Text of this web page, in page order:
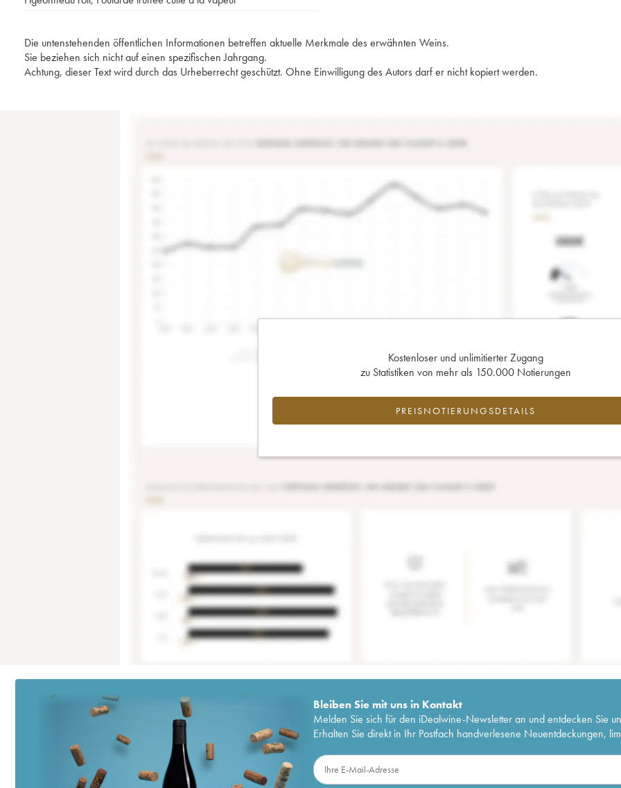
Die untenstehenden öffentlichen Informationen betreffen aktuelle Merkmale des erwähnten Weins.
Sie beziehen sich nicht auf einen spezifischen Jahrgang.
Achtung, dieser Text wird durch das Urheberrecht geschützt. Ohne Einwilligung des Autors darf er nicht kopiert werden.
Kostenloser und unlimitierter Zugang
zu Statistiken von mehr als 150.000 Notierungen
PREISNOTIERUNGSDETAILS
Bleiben Sie mit uns in Kontakt
Melden Sie sich für den iDealwine-Newsletter an und entdecken Sie
Erhalten Sie direkt in Ihr Postfach handverlesene Neuentdeckungen,